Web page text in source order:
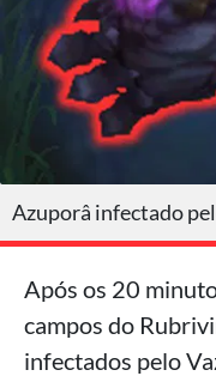
Azuporâ infectado
Após os 20
campos do
infectados pelo